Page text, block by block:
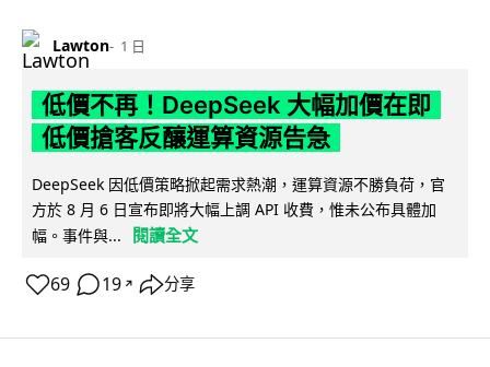
Lawton 1 日
低價不再！DeepSeek 大幅加價在即
低價搶客反釀運算資源告急
DeepSeek 因低價策略掀起需求熱潮，運算資源不勝負荷，官
方於 8 月 6 日宣布即將大幅上調 API 收費，惟未公布具體加
幅。事件與...
閱讀全文
69 19 ↗ 分享